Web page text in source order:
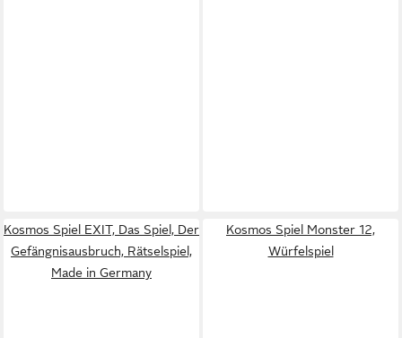
Kosmos Spiel EXIT, Das Spiel, Der
Gefängnisausbruch, Rätselspiel,
Made in Germany
Kosmos Spiel Monster 12,
Würfelspiel